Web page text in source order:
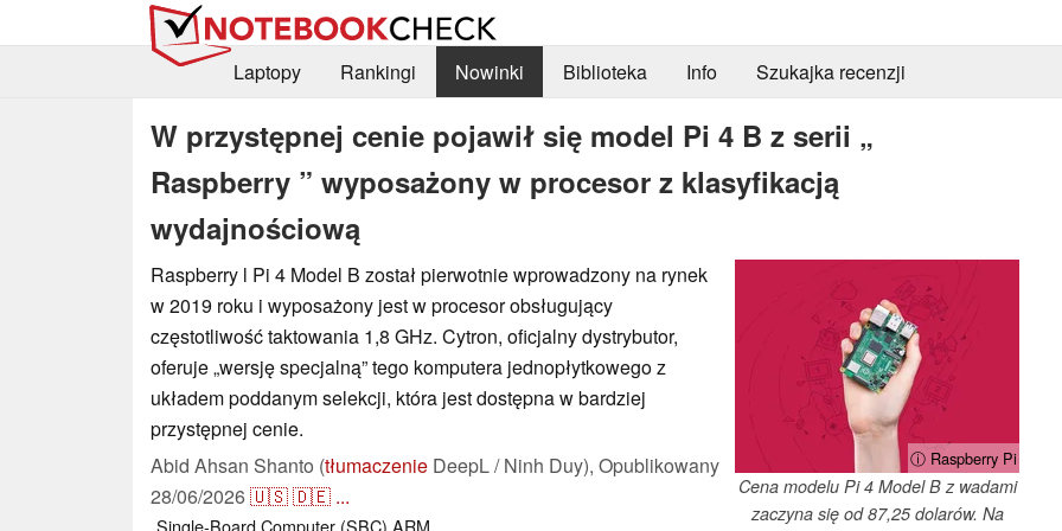
Laptopy Rankingi Nowinki Biblioteka Info Szukajka recenzji
W przystępnej cenie pojawił się model Pi 4 B z serii „
Raspberry ” wyposażony w procesor z klasyfikacją
wydajnościową
ⓘ Raspberry Pi
Cena modelu Pi 4 Model B z wadami
zaczyna się od 87,25 dolarów. Na
Raspberry l Pi 4 Model B został pierwotnie wprowadzony na rynek
w 2019 roku i wyposażony jest w procesor obsługujący
częstotliwość taktowania 1,8 GHz. Cytron, oficjalny dystrybutor,
oferuje „wersję specjalną” tego komputera jednopłytkowego z
układem poddanym selekcji, która jest dostępna w bardziej
przystępnej cenie.
Abid Ahsan Shanto (tłumaczenie DeepL / Ninh Duy), Opublikowany
28/06/2026🇺🇸🇩🇪 ...
Single-Board Computer (SBC) ARM